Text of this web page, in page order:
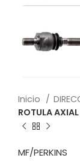
Inicio
ROTULA
MF/PERKINS